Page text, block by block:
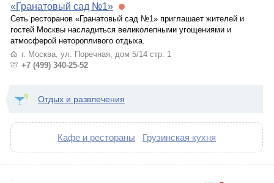
«Гранатовый сад №1»
Сеть ресторанов «Гранатовый сад №1» приглашает жителей и
гостей Москвы насладиться великолепными угощениями и
атмосферой неторопливого отдыха.
г. Москва, ул. Поречная, дом 5/14 стр. 1
+7 (499) 340-25-52
Отдых и развлечения
Кафе и рестораны Грузинская кухня